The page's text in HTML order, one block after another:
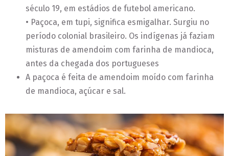
século 19, em estádios de futebol americano.
• Paçoca, em tupi, significa esmigalhar. Surgiu no
período colonial brasileiro. Os indígenas já faziam
misturas de amendoim com farinha de mandioca,
antes da chegada dos portugueses
A paçoca é feita de amendoim moído com farinha
de mandioca, açúcar e sal.